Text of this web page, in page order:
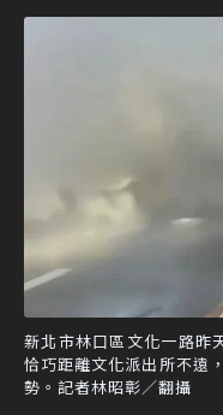
新北市林口區文化一路昨
恰巧距離文化派出所不遠
勢。記者林昭彰／翻攝